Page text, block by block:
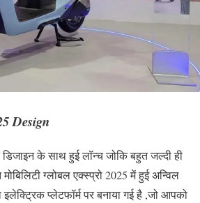
Design
डिजाइन के साथ हुई लॉन्च जोकि बहुत जल्दी ही
ग्लोबल एक्स्प्रो 2025 में हुई अन्विल
इलेक्ट्रिक प्लेटफॉर्म पर बनाया गई है ,जो आपको